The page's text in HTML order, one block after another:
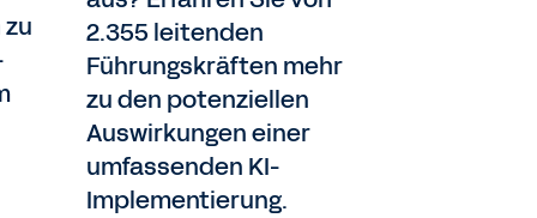
2.355 leitenden
Führungskräften mehr
zu den potenziellen
Auswirkungen einer
umfassenden KI-
Implementierung.